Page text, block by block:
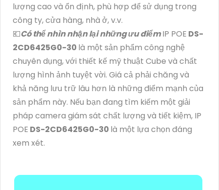
lượng cao và ổn định, phù hợp để sử dụng trong
công ty, cửa hàng, nhà ở, v.v.
💶Có thể nhìn nhận lại những ưu điểmIP POE DS-
2CD6425G0-30 là một sản phẩm công nghệ
chuyên dụng, với thiết kế mỹ thuật Cube và chất
lượng hình ảnh tuyệt vời. Giá cả phải chăng và
khả năng lưu trữ lâu hơn là những điểm mạnh của
sản phẩm này. Nếu bạn đang tìm kiếm một giải
pháp camera giám sát chất lượng và tiết kiệm, IP
POE DS-2CD6425G0-30 là một lựa chọn đáng
xem xét.